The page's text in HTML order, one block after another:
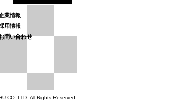
業情報
用情報
問い合わせ
CO.,LTD. All Rights Reserved.